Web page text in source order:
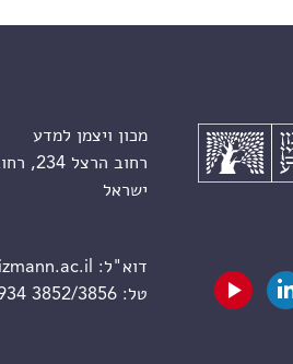
מכון ויצמן למדע
רחוב הרצל 234, רחובות 7610001
ישראל
דוא"ל:
טל:3852/3856